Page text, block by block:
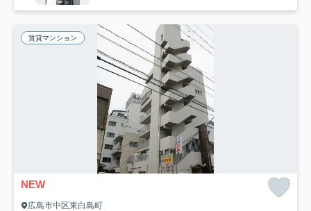
賃貸マンション
NEW
広島市中区東白島町